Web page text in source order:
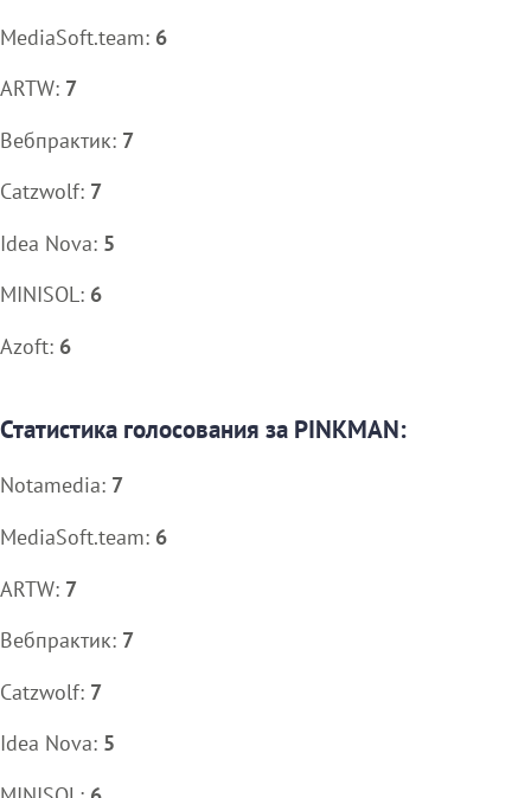
MediaSoft.team: 6
ARTW: 7
Вебпрактик: 7
Catzwolf: 7
Idea Nova: 5
MINISOL: 6
Azoft: 6
Статистика голосования за PINKMAN:
Notamedia: 7
MediaSoft.team: 6
ARTW: 7
Вебпрактик: 7
Catzwolf: 7
Idea Nova: 5